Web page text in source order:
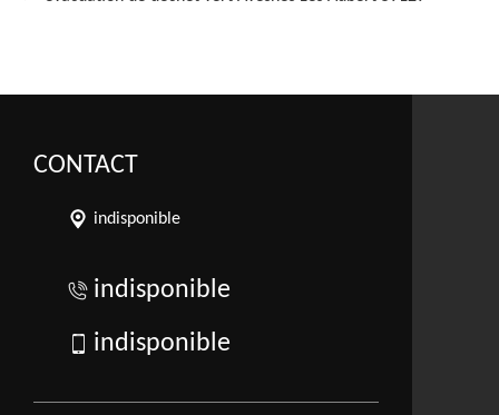
CONTACT
indisponible
indisponible
indisponible